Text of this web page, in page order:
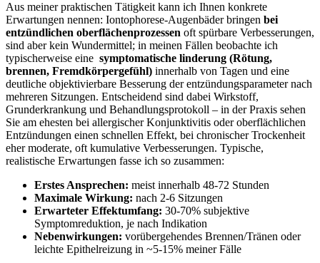
Aus meiner praktischen Tätigkeit kann⁢ ich Ihnen konkrete
Erwartungen nennen: Iontophorese-Augenbäder bringen bei‌
entzündlichen oberflächenprozessen oft​ spürbare Verbesserungen,
sind aber kein Wundermittel; in meinen Fällen‌ beobachte ich
typischerweise eine ‍ symptomatische linderung⁤ (Rötung,
brennen,⁣ Fremdkörpergefühl) innerhalb⁤ von Tagen ​und eine ​
deutliche ‌objektivierbare Besserung‍ der entzündungsparameter nach
mehreren Sitzungen. Entscheidend sind dabei​ Wirkstoff,
Grunderkrankung und Behandlungsprotokoll – in​ der Praxis sehen
Sie am ehesten bei‌ allergischer Konjunktivitis oder oberflächlichen
Entzündungen ⁤einen schnellen Effekt, bei chronischer Trockenheit
eher moderate, ⁣oft‌ kumulative ‍Verbesserungen. Typische,
realistische Erwartungen fasse ⁣ich so zusammen:
Erstes Ansprechen: meist innerhalb 48-72 Stunden
Maximale Wirkung: nach 2-6⁢ Sitzungen
Erwarteter Effektumfang: 30-70% subjektive
Symptomreduktion,‍ je nach Indikation
Nebenwirkungen: ​vorübergehendes Brennen/Tränen‌ oder‍
leichte Epithelreizung in⁤ ~5-15% meiner Fälle